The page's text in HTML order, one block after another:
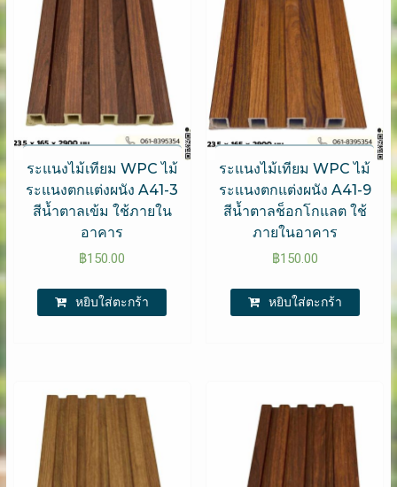
ระแนงไม้เทียม WPC ไม้
ระแนงตกแต่งผนัง A41-3
สีน้ำตาลเข้ม ใช้ภายใน
อาคาร
฿150.00
หยิบใส่ตะกร้า
ระแนงไม้เทียม WPC ไม้
ระแนงตกแต่งผนัง A41-9
สีน้ำตาลช็อกโกแลต ใช้
ภายในอาคาร
฿150.00
หยิบใส่ตะกร้า